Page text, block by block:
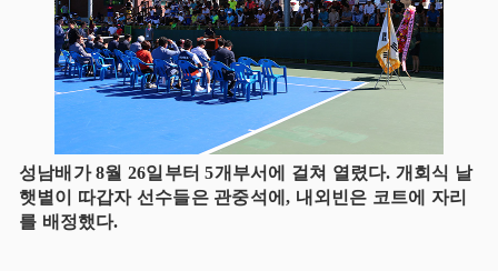
성남배가 8월 26일부터 5개부서에 걸쳐 열렸다. 개회식 날
햇볕이 따갑자 선수들은 관중석에, 내외빈은 코트에 자리
를 배정했다.